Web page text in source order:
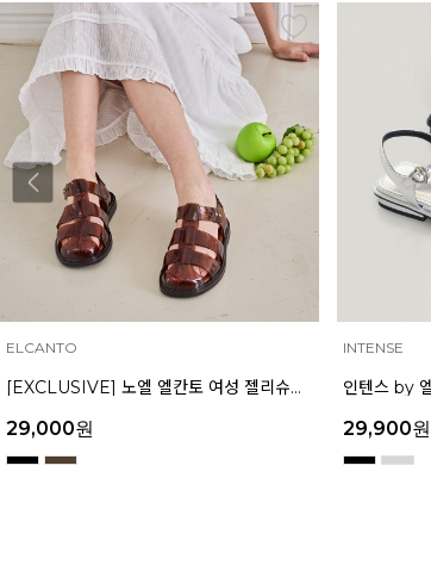
ELCANTO
[EXCLUSIVE] 노엘 엘칸토 여성 젤리슈즈 2.3cm LCWW01U626
29,000원
INTENSE
29,900원